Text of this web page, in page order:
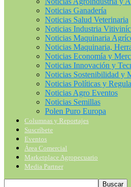
Noticias Ganadería
Noticias Salud Veterinaria
Noticias Industria
Noticias Maquinaria
Noticias Maquinaria,
Noticias Economía y
Noticias Innovación y
Noticias Sostenibilidad y
Noticias Políticas y
Noticias Agro Eventos
Noticias Semillas
Polen Puro Europa
Columnas y Reportajes
Suscríbete
Eventos
Área Comercial
Marketplace Agropecuario
Media Partner